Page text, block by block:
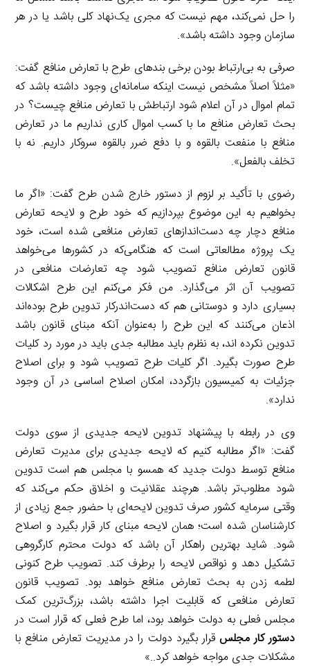
را حل نمی‌کند، مهم نیست که مجری یک‌نهاد کلی باشد یا در هر
سازمان وجود داشته باشد».
صرفی به بی‌ارتباط بودن برخی بندهای طرح با تعارض منافع گفت:
«مثلاً اصلاً مشخص نیست اینکه سامانه‌ای وجود داشته باشد که
تمام اموال در آن اعلام شود ارتباطش با تعارض منافع چیست؟ در
بحث تعارض منافع ما با کسب اموال کاری نداریم ما در تعارض
منافع با منفعت بالقوه و با دفع ضرر بالقوه سروکار داریم. نه با
تخلف بالفعل».
رضوی با تأکید بر لزوم از دستور خارج شدن طرح گفت: «اگر ما
بخواهیم به این موضوع بپردازیم که خود طرح و لایحه تعارض
منافع دچار چه دست‌اندازهای تعارض منافعی شده است، خود
یک پروژه مطالعاتی است که هنگامی‌که در کشورها می‌خواهد
قانون تعارض منافع تصویب شود چه تعارضات منافعی در
تصویب آن اثر می‌گذارد. من فکر می‌کنم این طرح اشکالات
بسیاری دارد و دوستانی هم که دست‌اندرکار تدوین طرح بوده‌اند
اذعان می‌کنند که این طرح را به‌عنوان آنکه مبنای قانون باشد
تدوین نکرده اند، به نظرم باید مطالبه جدی باید در مورد رد کلیات
طرح صورت بگیرد. اگر کلیات طرح تصویب شود و برای اصلاح
جزئیات به کمیسیون بازگردد، امکان اصلاح اساسی در آن وجود
ندارد».
وی در رابطه با پیشنهاد تدوین لایحه جدیدی از سوی دولت
گفت: «اگر مطالبه کنیم که لایحه جدیدی برای مدیرت تعارض
منافع توسط دولت جدید که همسو با مجلس هم است تدوین
شود مطلوب‌تر باشد. هرچند عقلانیت و اخلاق حکم می‌کند که
وقتی سرمایه کشور صرف تدوین لایحه‌ای با حضور جمع زیادی از
کارشناسان شده است؛ همان لایحه مبنای کار قرار بگیرد و اصلاح
شود. شاید بهترین راهکار آن باشد که دولت محترم کارگروهی
تشکیل دهد و نواقص لایحه را برطرف کند. تصویب طرح کنونی
لطمه زدن به بحث تعارض منافع خواهد بود. تصویب قانون
تعارض منافعی که قابلیت اجرا داشته باشد، بزرگ‌ترین کمک
مجلس فعلی به دولت خواهد بود، اما طرح فعلی که قرار است در
دستور کار مجلس قرار بگیرد دولت را در مدیریت تعارض منافع با
مشکلات جدی مواجه خواهد کرد..»